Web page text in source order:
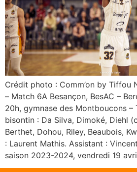
Crédit photo : Comm’on by Tiffou
– Match 6A Besançon, BesAC –
20h, gymnase des Montboucons –
bisontin : Da Silva, Dimoké, Diehl
Berthet, Dohou, Riley, Beaubois,
: Laurent Mathis. Assistant :
saison 2023-2024, vendredi 19